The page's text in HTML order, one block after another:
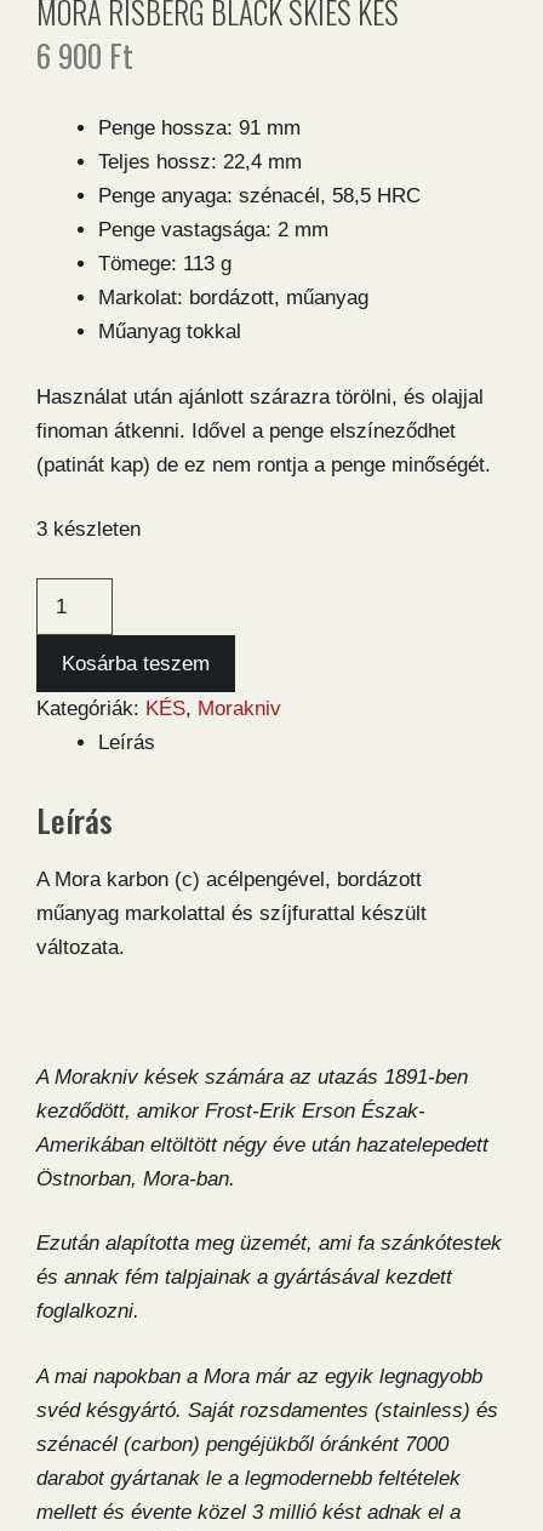
MORA RISBERG BLACK SKIES KÉS
6 900 Ft
Penge hossza: 91 mm
Teljes hossz: 22,4 mm
Penge anyaga: szénacél, 58,5 HRC
Penge vastagsága: 2 mm
Tömege: 113 g
Markolat: bordázott, műanyag
Műanyag tokkal
Használat után ajánlott szárazra törölni, és olajjal
finoman átkenni. Idővel a penge elszíneződhet
(patinát kap) de ez nem rontja a penge minőségét.
3 készleten
Black
Skies
Kosárba teszem
Kategóriák: KÉS, Morakniv
Leírás
Leírás
A Mora karbon (c) acélpengével, bordázott
műanyag markolattal és szíjfurattal készült
változata.
A Morakniv kések számára az utazás 1891-ben
kezdődött, amikor Frost-Erik Erson Észak-
Amerikában eltöltött négy éve után hazatelepedett
Östnorban, Mora-ban.
Ezután alapította meg üzemét, ami fa szánkótestek
és annak fém talpjainak a gyártásával kezdett
foglalkozni.
A mai napokban a Mora már az egyik legnagyobb
svéd késgyártó. Saját rozsdamentes (stainless) és
szénacél (carbon) pengéjükből óránként 7000
darabot gyártanak le a legmodernebb feltételek
mellett és évente közel 3 millió kést adnak el a